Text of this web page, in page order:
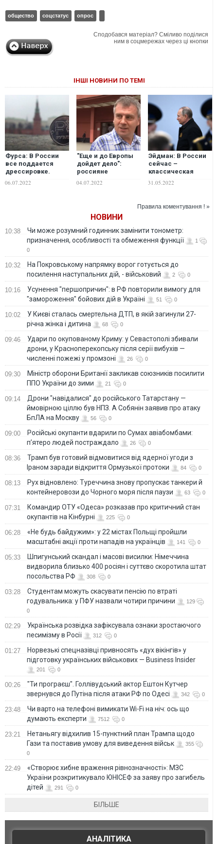
общество соцстатус опрос
Сподобався матеріал? Сміливо поділися
ним в соцмережах через ці кнопки
ІНШІ НОВИНИ ПО ТЕМІ
Фурса: В России
все поддается
дрессировке.
06.07.2022
"Еще и до Европы
дойдет дело":
россияне
победе в войне с
04.07.2022
Эйдман: В России
сейчас –
классическая
полностью зависит
31.05.2022
Правила коментування ! »
НОВИНИ
10:38
Чи може розумний годинник замінити тонометр:
призначення, особливості та обмеження функції
1
0
10:32
На Покровському напрямку ворог готується до
посилення наступальних дій, - військовий
2 0
10:16
Усунення "першопричин": в РФ повторили вимогу для
"замороження" бойових дій в Україні
51 0
10:02
У Києві сталась смертельна ДТП, в якій загинули 27-
річна жінка і дитина
68 0
09:46
Удари по окупованому Криму: у Севастополі збивали
дрони, у Красноперекопську після серії вибухів —
численні пожежі у промзоні
26 0
09:30
Міністр оборони Британії закликав союзників посилити
ППО України до зими
21 0
09:14
Дрони "навідалися" до російського Татарстану —
ймовірною ціллю був НПЗ. А Собянін заявив про атаку
БпЛА на Москву
56 0
09:00
Російські окупанти вдарили по Сумах авіабомбами:
п’ятеро людей постраждало
26 0
08:36
Трамп був готовий відмовитися від ядерної угоди з
Іраном заради відкриття Ормузької протоки
84 0
08:13
Рух відновлено: Туреччина знову пропускає танкери й
контейнеровози до Чорного моря після паузи
63 0
07:31
Командир ОТУ «Одеса» розказав про критичний стан
окупантів на Кінбурні
225 0
06:28
«Не будь байдужим»: у 22 містах Польщі пройшли
масштабні акції проти нападів на українців
141 0
05:33
Шпигунський скандал і масові висилки: Німеччина
видворила близько 400 росіян і суттєво скоротила штат
посольства РФ
308 0
03:28
Студентам можуть скасувати пенсію по втраті
годувальника: у ПФУ назвали чотири причини
129
0
02:29
Українська розвідка зафіксувала ознаки зростаючого
песимізму в Росії
312 0
01:27
Норвезькі спецназівці привносять «дух вікінгів» у
підготовку українських військових — Business Insider
201 0
00:26
"Ти програєш". Голлівудський актор Ештон Кутчер
звернувся до Путіна після атаки РФ по Одесі
342 0
23:48
Чи варто на телефонi вимикати Wi-Fi на ніч: ось що
думають експерти
7512 0
23:21
Нетаньягу відхилив 15-пунктний план Трампа щодо
Гази та поставив умову для виведення військ
355
0
22:49
«Створює хибне враження рівнозначності»: МЗС
України розкритикувало ЮНІСЕФ за заяву про загибель
дітей
291 0
БІЛЬШЕ
АНАЛІТИКА